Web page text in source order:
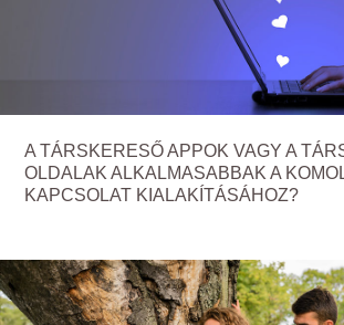
A TÁRSKERESŐ APPOK VAGY A
OLDALAK ALKALMASABBAK A
KAPCSOLAT KIALAKÍTÁSÁHOZ?